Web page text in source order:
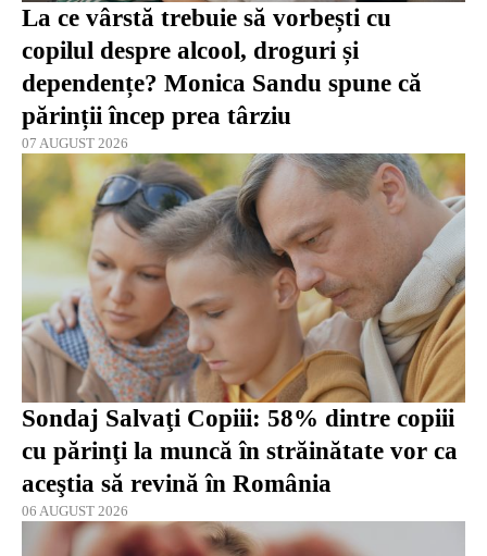
La ce vârstă trebuie să vorbești cu
copilul despre alcool, droguri și
dependențe? Monica Sandu spune că
părinții încep prea târziu
07 AUGUST 2026
Sondaj Salvaţi Copiii: 58% dintre copiii
cu părinţi la muncă în străinătate vor ca
aceştia să revină în România
06 AUGUST 2026